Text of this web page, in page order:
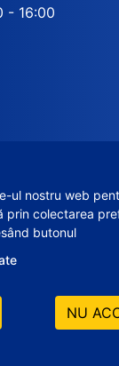
- 16:00
SRL «VERIX-
ul nostru web
prin colectarea
butonul
NU